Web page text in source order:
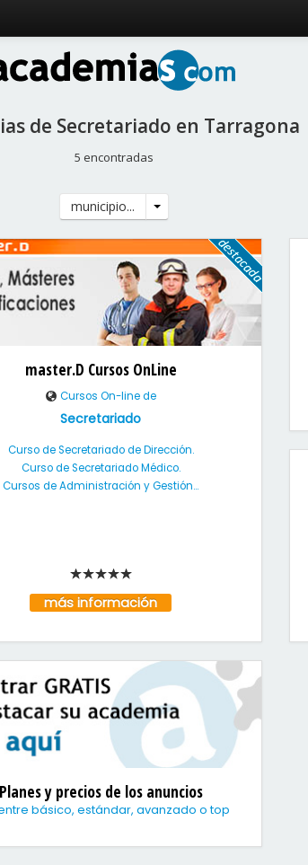
de Secretariado en Tarragona
5 encontradas
municipio...
master.D Cursos OnLine
Cursos On-line de
Secretariado
Curso de Secretariado de Dirección.
Curso de Secretariado Médico.
Cursos de Administración y Gestión...
más información
Planes y precios de los anuncios
básico, estándar, avanzado o top